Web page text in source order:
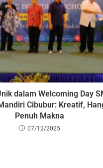
dalam Welcoming Day
Cibubur: Kreatif,
Penuh Makna
07/12/2025